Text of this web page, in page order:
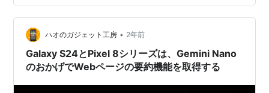
はちょっとオーバーして、「やっぱ後は飲んで」と夫に
パスしたところで時すでに遅し。 水を飲みまくるも、1時
間くらいしたら気持ち悪くなってきて思わず横に… 映画
も見てたんですが途中で気持ち悪くなったので一時停
止。また今度見ます。 飲酒したので眠剤…
ハオのガジェット工房 • 2年前
Galaxy S24とPixel 8シリーズは、Gemini Nano
のおかげでWebページの要約機能を取得する